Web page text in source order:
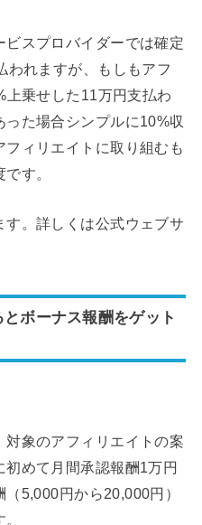
スプロバイダーでは確定
われますが、もしもアフ
上乗せした11万円支払わ
た場合シンプルに10%収
フィリエイトに取り組むも
す。
。詳しくは公式ウェブサ
ボーナス報酬をゲット
対象のアフィリエイトの案
めて月間承認報酬1万円
5,000円から20,000円）